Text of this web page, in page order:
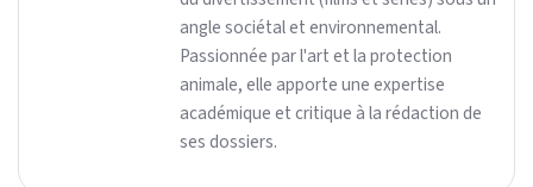
angle sociétal et environnemental.
Passionnée par l'art et la protection
animale, elle apporte une expertise
académique et critique à la rédaction de
ses dossiers.